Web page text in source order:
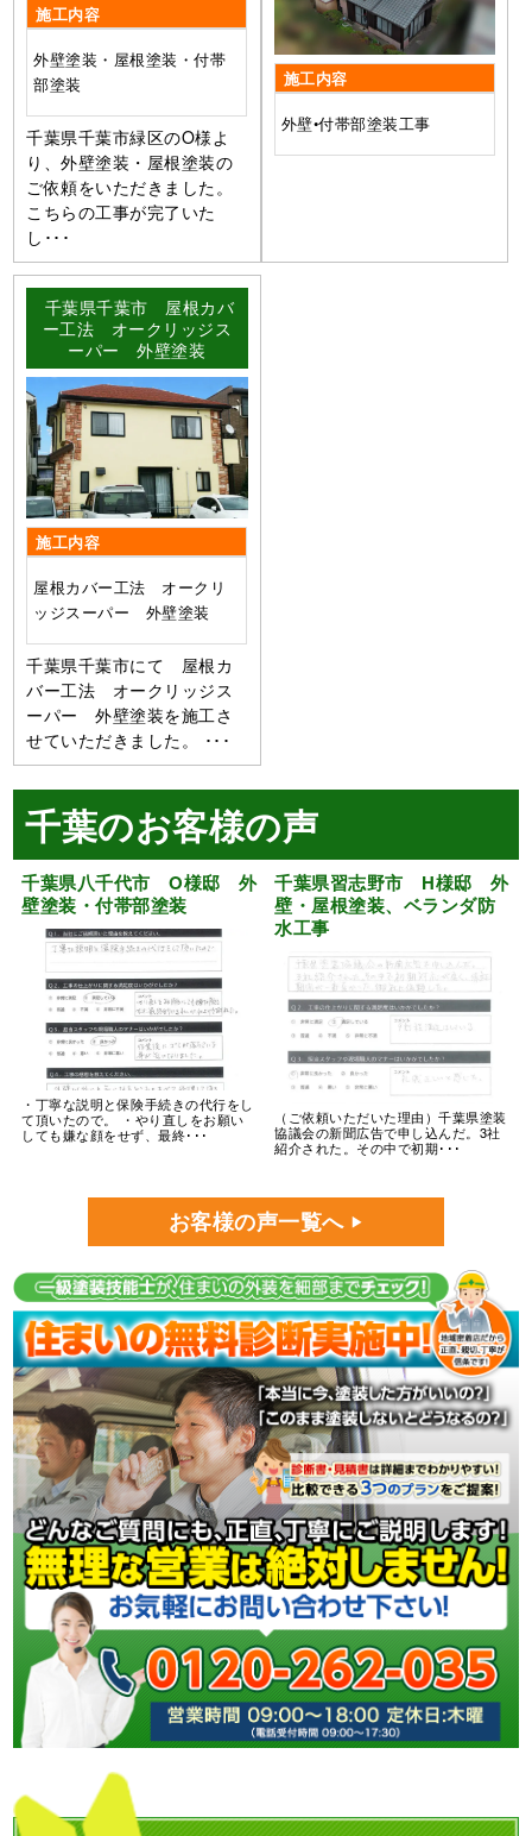
施工内容
外壁塗装・屋根塗装・付帯
部塗装
千葉県千葉市緑区のO様よ
り、外壁塗装・屋根塗装の
ご依頼をいただきました。
こちらの工事が完了いた
し･･･
施工内容
外壁•付帯部塗装工事
千葉県千葉市 屋根カバ
ー工法 オークリッジス
ーパー 外壁塗装
施工内容
屋根カバー工法 オークリ
ッジスーパー 外壁塗装
千葉県千葉市にて 屋根カ
バー工法 オークリッジス
ーパー 外壁塗装を施工さ
せていただきました。 ･･･
千葉のお客様の声
千葉県八千代市 O様邸 外
壁塗装・付帯部塗装
・丁寧な説明と保険手続きの代行をし
て頂いたので。 ・やり直しをお願い
しても嫌な顔をせず、最終･･･
千葉県習志野市 H様邸 外
壁・屋根塗装、ベランダ防
水工事
（ご依頼いただいた理由）千葉県塗装
協議会の新聞広告で申し込んだ。3社
紹介された。その中で初期･･･
お客様の声一覧へ